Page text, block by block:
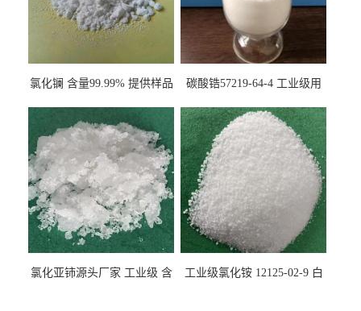
氯化镧 含量99.99% 提供样品
碳酸锆57219-64-4 工业级用
氯化亚铈源头厂家 工业级 含
工业级氯化铵 12125-02-9 白